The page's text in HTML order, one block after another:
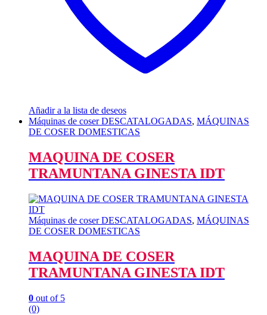
Añadir a la lista de deseos
Máquinas de coser DESCATALOGADAS, MÁQUINAS
DE COSER DOMESTICAS
MAQUINA DE COSER
TRAMUNTANA GINESTA IDT
Máquinas de coser DESCATALOGADAS, MÁQUINAS
DE COSER DOMESTICAS
MAQUINA DE COSER
TRAMUNTANA GINESTA IDT
0 out of 5
(0)